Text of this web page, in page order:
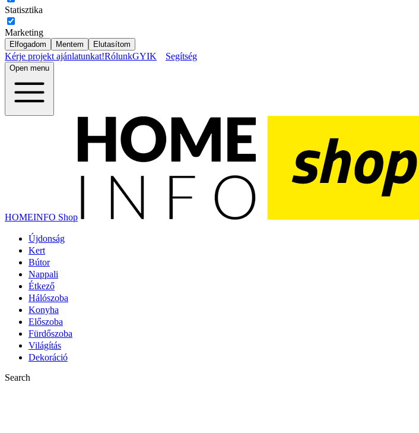
Statisztika
Marketing
Elfogadom Mentem Elutasítom
Kérje projekt ajánlatunkat!RólunkGYIK Segítség
Open menu
HOMEINFO Shop
Újdonság
Kert
Bútor
Nappali
Étkező
Hálószoba
Konyha
Előszoba
Fürdőszoba
Világítás
Dekoráció
Search